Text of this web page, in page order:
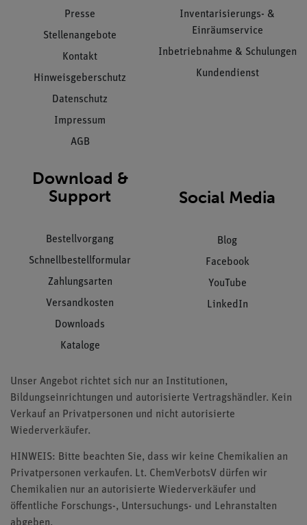
Presse
Stellenangebote
Kontakt
Hinweisgeberschutz
Datenschutz
Impressum
AGB
Inventarisierungs- &
Einräumservice
Inbetriebnahme & Schulungen
Kundendienst
Download &
Support
Bestellvorgang
Schnellbestellformular
Zahlungsarten
Versandkosten
Downloads
Kataloge
Social Media
Blog
Facebook
YouTube
LinkedIn
Unser Angebot richtet sich nur an Institutionen,
Bildungseinrichtungen und autorisierte Vertragshändler. Kein
Verkauf an Privatpersonen und nicht autorisierte
Wiederverkäufer.
HINWEIS: Bitte beachten Sie, dass wir keine Chemikalien an
Privatpersonen verkaufen. Lt. ChemVerbotsV dürfen wir
Chemikalien nur an autorisierte Wiederverkäufer und
öffentliche Forschungs-, Untersuchungs- und Lehranstalten